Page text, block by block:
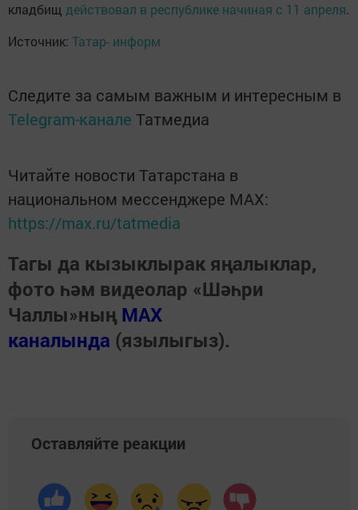
кладбищ действовал в республике начиная с 11 апреля.
Источник: Татар- информ
Следите за самым важным и интересным в
Telegram-канале Татмедиа
Читайте новости Татарстана в
национальном мессенджере MАХ:
https://max.ru/tatmedia
Тагы да кызыклырак яңалыклар,
фото һәм видеолар «Шәһри
Чаллы»ның MAX
каналында (язылыгыз).
Оставляйте реакции